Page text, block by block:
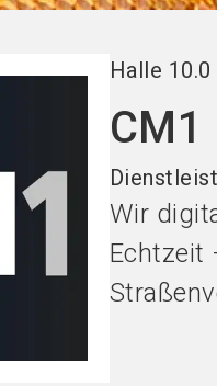
Halle 10.0
CM1
Wir
Echtzeit